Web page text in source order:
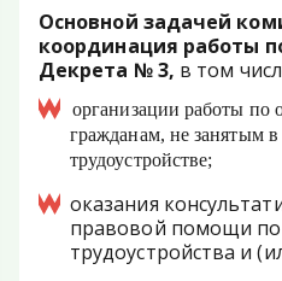
Основной задачей
координация работы
Декрета № 3, в том
организации работы по
гражданам, не занятым
трудоустройстве;
оказания
правовой помощи
трудоустройства и